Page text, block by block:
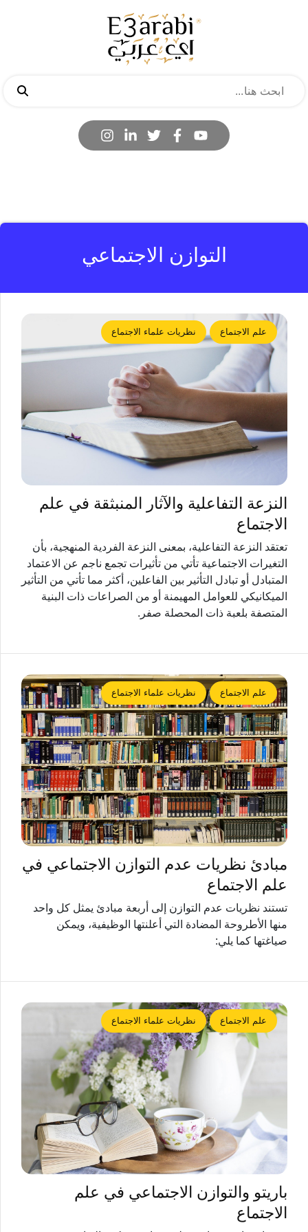
التوازن الاجتماعي
علم الاجتماع نظريات علماء الاجتماع
النزعة التفاعلية والآثار المنبثقة في علم
الاجتماع
تعتقد النزعة التفاعلية، بمعنى النزعة الفردية المنهجية، بأن
التغيرات الاجتماعية تأتي من تأثيرات تجمع ناجم عن الاعتماد
المتبادل أو تبادل التأثير بين الفاعلين، أكثر مما تأتي من التأثير
الميكانيكي للعوامل المهيمنة أو من الصراعات ذات البنية
المتصفة بلعبة ذات المحصلة صفر.
علم الاجتماع نظريات علماء الاجتماع
مبادئ نظريات عدم التوازن الاجتماعي في
علم الاجتماع
تستند نظريات عدم التوازن إلى أربعة مبادئ يمثل كل واحد
منها الأطروحة المضادة التي أعلنتها الوظيفية، ويمكن
صياغتها كما يلي:
علم الاجتماع نظريات علماء الاجتماع
باريتو والتوازن الاجتماعي في علم
الاجتماع